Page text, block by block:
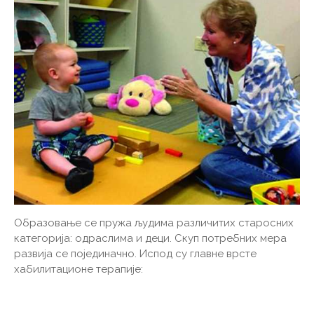
Образовање се пружа људима различитих старосних
категорија: одраслима и деци. Скуп потребних мера
развија се појединачно. Испод су главне врсте
хабилитационе терапије: